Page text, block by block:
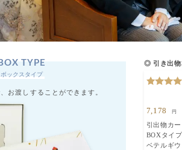
BOX TYPE
ボックスタイプ
お渡しすることができます。
◎ 引き出物
7,178 円
引出物カ
BOXタイ
ベテルギ